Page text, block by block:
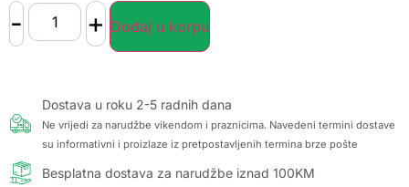
- + Dodaj u korpu
Dostava u roku 2-5 radnih dana
Ne vrijedi za narudžbe vikendom i praznicima. Navedeni termini dostave
su informativni i proizlaze iz pretpostavljenih termina brze pošte
Besplatna dostava za narudžbe iznad 100KM